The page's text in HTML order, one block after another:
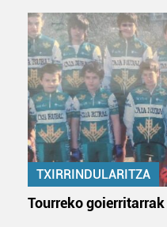
TXIRRINDULARITZA
Tourreko goierritarrak